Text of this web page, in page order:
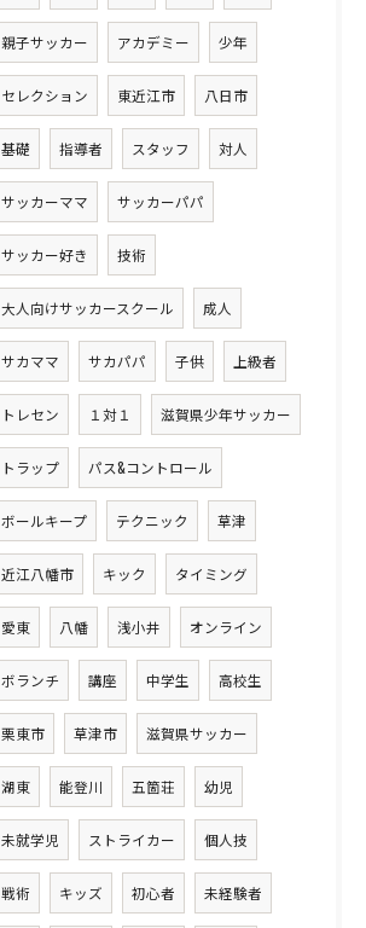
親子サッカー アカデミー 少年
セレクション 東近江市 八日市
基礎 指導者 スタッフ 対人
サッカーママ サッカーパパ
サッカー好き 技術
大人向けサッカースクール 成人
サカママ サカパパ 子供 上級者
トレセン １対１ 滋賀県少年サッカー
トラップ パス&コントロール
ボールキープ テクニック 草津
近江八幡市 キック タイミング
愛東 八幡 浅小井 オンライン
ボランチ 講座 中学生 高校生
栗東市 草津市 滋賀県サッカー
湖東 能登川 五箇荘 幼児
未就学児 ストライカー 個人技
戦術 キッズ 初心者 未経験者